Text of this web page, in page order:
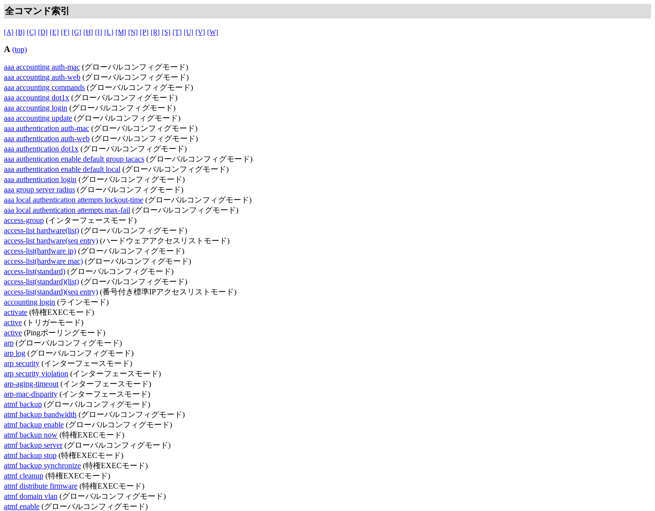
全コマンド索引
[A] [B] [C] [D] [E] [F] [G] [H] [I] [L] [M] [N] [P] [R] [S] [T] [U] [V] [W]
A (top)
aaa accounting auth-mac (グローバルコンフィグモード)
aaa accounting auth-web (グローバルコンフィグモード)
aaa accounting commands (グローバルコンフィグモード)
aaa accounting dot1x (グローバルコンフィグモード)
aaa accounting login (グローバルコンフィグモード)
aaa accounting update (グローバルコンフィグモード)
aaa authentication auth-mac (グローバルコンフィグモード)
aaa authentication auth-web (グローバルコンフィグモード)
aaa authentication dot1x (グローバルコンフィグモード)
aaa authentication enable default group tacacs (グローバルコンフィグモード)
aaa authentication enable default local (グローバルコンフィグモード)
aaa authentication login (グローバルコンフィグモード)
aaa group server radius (グローバルコンフィグモード)
aaa local authentication attempts lockout-time (グローバルコンフィグモード)
aaa local authentication attempts max-fail (グローバルコンフィグモード)
access-group (インターフェースモード)
access-list hardware(list) (グローバルコンフィグモード)
access-list hardware(seq entry) (ハードウェアアクセスリストモード)
access-list(hardware ip) (グローバルコンフィグモード)
access-list(hardware mac) (グローバルコンフィグモード)
access-list(standard) (グローバルコンフィグモード)
access-list(standard)(list) (グローバルコンフィグモード)
access-list(standard)(seq entry) (番号付き標準IPアクセスリストモード)
accounting login (ラインモード)
activate (特権EXECモード)
active (トリガーモード)
active (Pingポーリングモード)
arp (グローバルコンフィグモード)
arp log (グローバルコンフィグモード)
arp security (インターフェースモード)
arp security violation (インターフェースモード)
arp-aging-timeout (インターフェースモード)
arp-mac-disparity (インターフェースモード)
atmf backup (グローバルコンフィグモード)
atmf backup bandwidth (グローバルコンフィグモード)
atmf backup enable (グローバルコンフィグモード)
atmf backup now (特権EXECモード)
atmf backup server(グローバルコンフィグモード)
atmf backup stop (特権EXECモード)
atmf backup synchronize (特権EXECモード)
atmf cleanup (特権EXECモード)
atmf distribute firmware (特権EXECモード)
atmf domain vlan (グローバルコンフィグモード)
atmf enable (グローバルコンフィグモード)